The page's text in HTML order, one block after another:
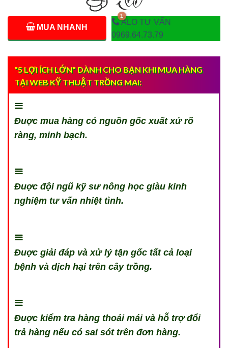
MUA NHANH
ALO TƯ VẤN
0969.64.73.79
"5 LỢI ÍCH LỚN" DÀNH CHO BẠN KHI MUA HÀNG
TẠI WEB KỸ THUẬT TRỒNG MAI:
Đuợc mua hàng có nguồn gốc xuất xứ rõ
ràng, minh bạch.
Đuợc đội ngũ kỹ sư nông học giàu kinh
nghiệm tư vấn nhiệt tình.
Đuợc giải đáp và xử lý tận gốc tất cả loại
bệnh và dịch hại trên cây trồng.
Đuợc kiểm tra hàng thoải mái và hỗ trợ đổi
trả hàng nếu có sai sót trên đơn hàng.